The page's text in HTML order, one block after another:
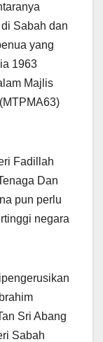
Sabah dan
yang
1963
Majlis
Fadillah
Dan
pun perlu
negara
Sri Abang
Sabah